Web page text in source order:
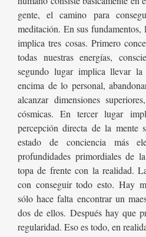
gente, el camino para
meditación. En sus
implica tres cosas. Primero
todas nuestras energías,
segundo lugar implica llevar
encima de lo personal,
alcanzar dimensiones
cósmicas. En tercer lugar
percepción directa de la mente
estado de conciencia más
profundidades primordiales de
topa de frente con la realidad.
con conseguir todo esto. Hay
sólo hace falta encontrar un
dos de ellos. Después hay que
regularidad. Eso es todo, en